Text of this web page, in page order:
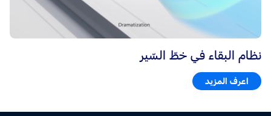
نظام البقاء في خطّ السّير
اعرف المزيد